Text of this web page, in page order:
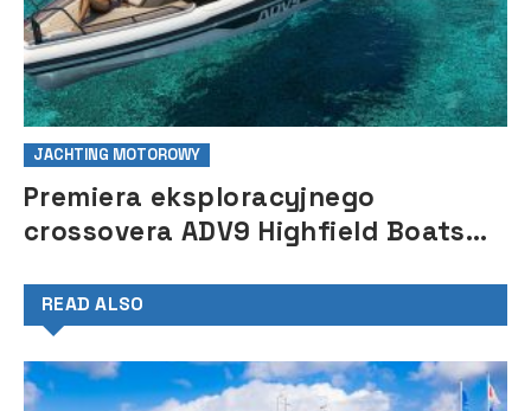
JACHTING MOTOROWY
Premiera eksploracyjnego
crossovera ADV9 Highfield Boats
READ ALSO